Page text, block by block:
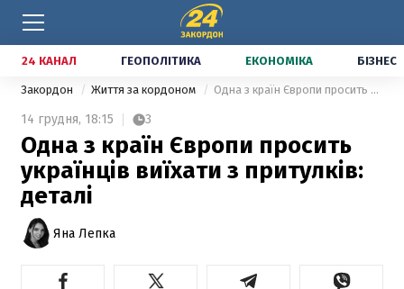
24 КАНАЛ ГЕОПОЛІТИКА ЕКОНОМІКА БІЗНЕС
Закордон Життя за кордоном Одна з країн Європи просить українців виїхати з притулків: деталі
14 грудня, 18:15 3
Одна з країн Європи просить
українців виїхати з притулків:
деталі
Яна Лепка